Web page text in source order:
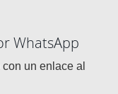
WhatsApp
con un enlace al